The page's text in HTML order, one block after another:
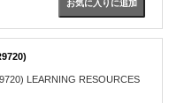
LEARNING RESOURCES